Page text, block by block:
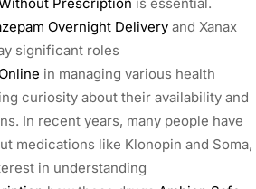
Prescription is essential.
Overnight Delivery and Xanax
significant roles
in managing various health
curiosity about their availability and
In recent years, many people have
medications like Klonopin and Soma,
in understanding